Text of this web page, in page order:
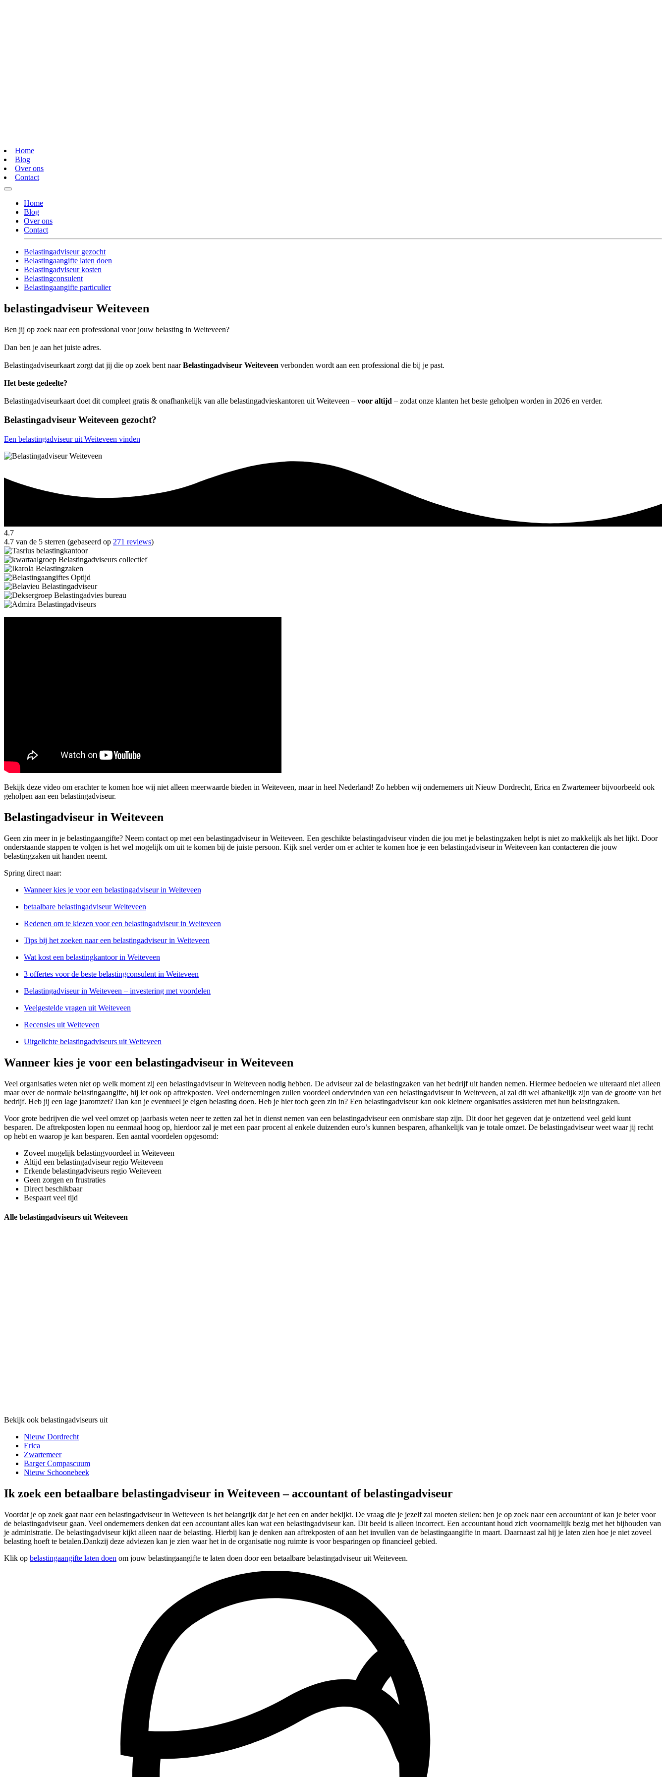
Home
Blog
Over ons
Contact
Home
Blog
Over ons
Contact
Belastingadviseur gezocht
Belastingaangifte laten doen
Belastingadviseur kosten
Belastingconsulent
Belastingaangifte particulier
belastingadviseur Weiteveen
Ben jij op zoek naar een professional voor jouw belasting in Weiteveen?
Dan ben je aan het juiste adres.
Belastingadviseurkaart zorgt dat jij die op zoek bent naarBelastingadviseur Weiteveen verbonden wordt aan een professional die bij je past.
Het beste gedeelte?
Belastingadviseurkaart doet dit compleet gratis & onafhankelijk van alle belastingadvieskantoren uit Weiteveen – voor altijd – zodat onze klanten het beste geholpen worden in 2026 en verder.
Belastingadviseur Weiteveen gezocht?
Een belastingadviseur uit Weiteveen vinden
4.7
4.7 van de 5 sterren (gebaseerd op 271 reviews)
Bekijk deze video om erachter te komen hoe wij niet alleen meerwaarde bieden in Weiteveen, maar in heel Nederland! Zo hebben wij ondernemers uit Nieuw Dordrecht, Erica en Zwartemeer bijvoorbeeld ook
geholpen aan een belastingadviseur.
Belastingadviseur in Weiteveen
Geen zin meer in je belastingaangifte? Neem contact op met een belastingadviseur in Weiteveen. Een geschikte belastingadviseur vinden die jou met je belastingzaken helpt is niet zo makkelijk als het lijkt. Door
onderstaande stappen te volgen is het wel mogelijk om uit te komen bij de juiste persoon. Kijk snel verder om er achter te komen hoe je een belastingadviseur in Weiteveen kan contacteren die jouw
belastingzaken uit handen neemt.
Spring direct naar:
Wanneer kies je voor een belastingadviseur in Weiteveen
betaalbare belastingadviseur Weiteveen
Redenen om te kiezen voor een belastingadviseur in Weiteveen
Tips bij het zoeken naar een belastingadviseur in Weiteveen
Wat kost een belastingkantoor in Weiteveen
3 offertes voor de beste belastingconsulent in Weiteveen
Belastingadviseur in Weiteveen – investering met voordelen
Veelgestelde vragen uit Weiteveen
Recensies uit Weiteveen
Uitgelichte belastingadviseurs uit Weiteveen
Wanneer kies je voor een belastingadviseur in Weiteveen
Veel organisaties weten niet op welk moment zij een belastingadviseur in Weiteveen nodig hebben. De adviseur zal de belastingzaken van het bedrijf uit handen nemen. Hiermee bedoelen we uiteraard niet alleen
maar over de normale belastingaangifte, hij let ook op aftrekposten. Veel ondernemingen zullen voordeel ondervinden van een belastingadviseur in Weiteveen, al zal dit wel afhankelijk zijn van de grootte van het
bedrijf. Heb jij een lage jaaromzet? Dan kan je eventueel je eigen belasting doen. Heb je hier toch geen zin in? Een belastingadviseur kan ook kleinere organisaties assisteren met hun belastingzaken.
Voor grote bedrijven die wel veel omzet op jaarbasis weten neer te zetten zal het in dienst nemen van een belastingadviseur een onmisbare stap zijn. Dit door het gegeven dat je ontzettend veel geld kunt
besparen. De aftrekposten lopen nu eenmaal hoog op, hierdoor zal je met een paar procent al enkele duizenden euro’s kunnen besparen, afhankelijk van je totale omzet. De belastingadviseur weet waar jij recht
op hebt en waarop je kan besparen. Een aantal voordelen opgesomd:
Zoveel mogelijk belastingvoordeel in Weiteveen
Altijd een belastingadviseur regio Weiteveen
Erkende belastingadviseurs regio Weiteveen
Geen zorgen en frustraties
Direct beschikbaar
Bespaart veel tijd
Alle belastingadviseurs uit Weiteveen
Bekijk ook belastingadviseurs uit
Nieuw Dordrecht
Erica
Zwartemeer
Barger Compascuum
Nieuw Schoonebeek
Ik zoek een betaalbare belastingadviseur in Weiteveen – accountant of belastingadviseur
Voordat je op zoek gaat naar een belastingadviseur in Weiteveen is het belangrijk dat je het een en ander bekijkt. De vraag die je jezelf zal moeten stellen: ben je op zoek naar een accountant of kan je beter voor
de belastingadviseur gaan. Veel ondernemers denken dat een accountant alles kan wat een belastingadviseur kan. Dit beeld is alleen incorrect. Een accountant houd zich voornamelijk bezig met het bijhouden van
je administratie. De belastingadviseur kijkt alleen naar de belasting. Hierbij kan je denken aan aftrekposten of aan het invullen van de belastingaangifte in maart. Daarnaast zal hij je laten zien hoe je niet zoveel
belasting hoeft te betalen.Dankzij deze adviezen kan je zien waar het in de organisatie nog ruimte is voor besparingen op financieel gebied.
Klik op belastingaangifte laten doen om jouw belastingaangifte te laten doen door een betaalbare belastingadviseur uit Weiteveen.